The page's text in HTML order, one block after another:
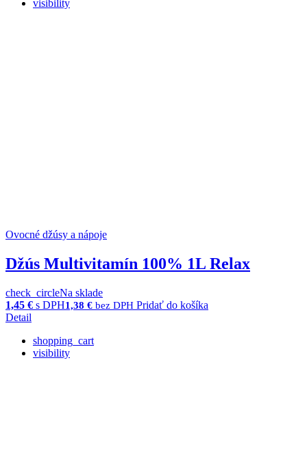
visibility
Ovocné džúsy a nápoje
Džús Multivitamín 100% 1L Relax
check_circleNa sklade
1,45 € s DPH1,38 € bez DPH Pridať do košíka
Detail
shopping_cart
visibility